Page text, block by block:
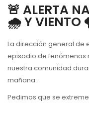
🚨 ALERTA
🌧 Y
La dirección general de
episodio de
nuestra comunidad
mañana.
Pedimos que se